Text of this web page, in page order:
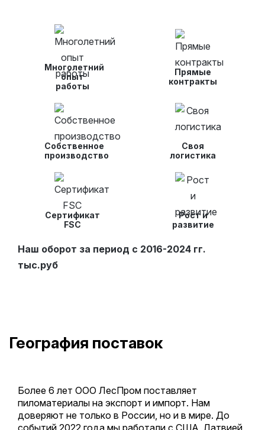
Многолетний
опыт
работы
Прямые
контракты
Собственное
производство
Своя
логистика
Сертификат
FSC
Рост и
развитие
Наш оборот за период с 2016-2024 гг.
тыс.руб
География поставок
Более 6 лет ООО ЛесПром поставляет
пиломатериалы на экспорт и импорт. Нам
доверяют не только в России, но и в мире. До